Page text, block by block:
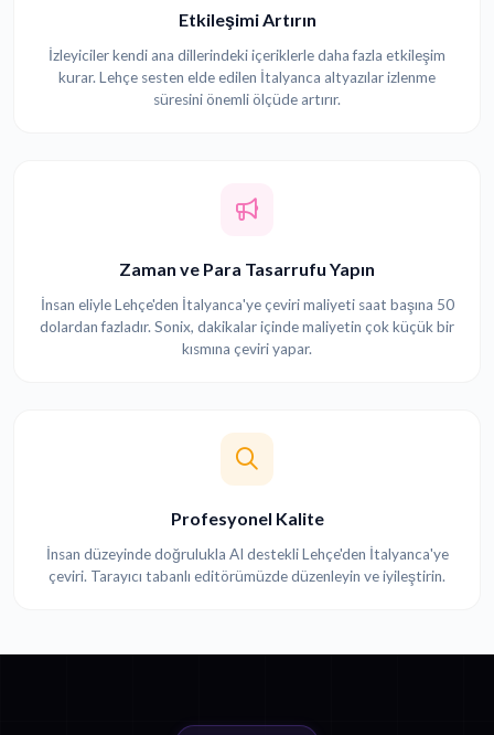
Etkileşimi Artırın
İzleyiciler kendi ana dillerindeki içeriklerle daha fazla etkileşim
kurar. Lehçe sesten elde edilen İtalyanca altyazılar izlenme
süresini önemli ölçüde artırır.
Zaman ve Para Tasarrufu Yapın
İnsan eliyle Lehçe'den İtalyanca'ye çeviri maliyeti saat başına 50
dolardan fazladır. Sonix, dakikalar içinde maliyetin çok küçük bir
kısmına çeviri yapar.
Profesyonel Kalite
İnsan düzeyinde doğrulukla AI destekli Lehçe'den İtalyanca'ye
çeviri. Tarayıcı tabanlı editörümüzde düzenleyin ve iyileştirin.